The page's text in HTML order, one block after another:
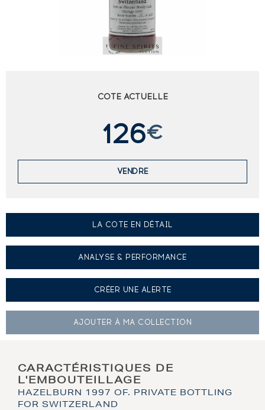
COTE ACTUELLE
126€
VENDRE
LA COTE EN DÉTAIL
ANALYSE & PERFORMANCE
CRÉER UNE ALERTE
AJOUTER À MA COLLECTION
CARACTÉRISTIQUES DE
L'EMBOUTEILLAGE
HAZELBURN 1997 OF. PRIVATE BOTTLING
FOR SWITZERLAND